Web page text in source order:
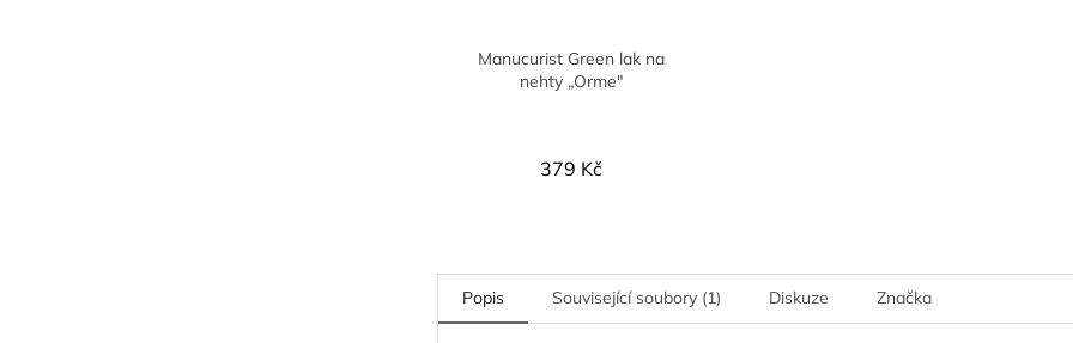
Manucurist Green lak na
nehty „Orme"
379 Kč
Popis Související soubory (1) Diskuze Značka